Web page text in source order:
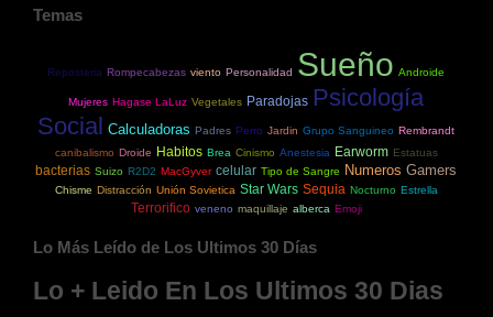
Temas
Reposteria Rompecabezas viento Personalidad Sueño Androide
Mujeres Hagase LaLuz Vegetales Paradojas Psicología
Social Calculadoras Padres Perro Jardin Grupo Sanguineo Rembrandt
canibalismo Droide Habitos Brea Cinismo Anestesia Earworm Estatuas
bacterias Suizo R2D2 MacGyver celular Tipo de Sangre Numeros Gamers
Chisme Distracción Unión Sovietica Star Wars Sequia Nocturno Estrella
Terrorifico veneno maquillaje alberca Emoji
Lo Más Leído de Los Ultimos 30 Días
Lo + Leido En Los Ultimos 30 Dias